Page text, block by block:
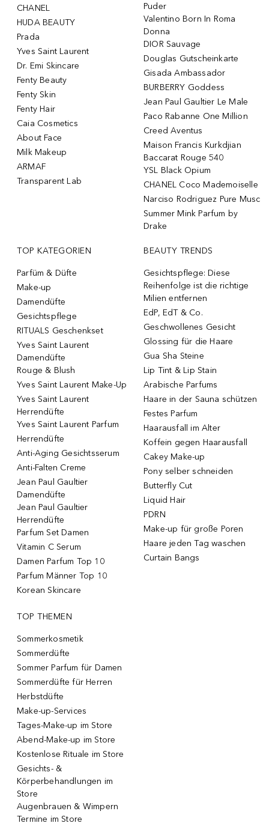
CHANEL
HUDA BEAUTY
Prada
Yves Saint Laurent
Dr. Emi Skincare
Fenty Beauty
Fenty Skin
Fenty Hair
Caia Cosmetics
About Face
Milk Makeup
ARMAF
Transparent Lab
Puder
Valentino Born In Roma
Donna
DIOR Sauvage
Douglas Gutscheinkarte
Gisada Ambassador
BURBERRY Goddess
Jean Paul Gaultier Le Male
Paco Rabanne One Million
Creed Aventus
Maison Francis Kurkdjian
Baccarat Rouge 540
YSL Black Opium
CHANEL Coco Mademoiselle
Narciso Rodriguez Pure Musc
Summer Mink Parfum by
Drake
TOP KATEGORIEN
Parfüm & Düfte
Make-up
Damendüfte
Gesichtspflege
RITUALS Geschenkset
Yves Saint Laurent
Damendüfte
Rouge & Blush
Yves Saint Laurent Make-Up
Yves Saint Laurent
Herrendüfte
Yves Saint Laurent Parfum
Herrendüfte
Anti-Aging Gesichtsserum
Anti-Falten Creme
Jean Paul Gaultier
Damendüfte
Jean Paul Gaultier
Herrendüfte
Parfum Set Damen
Vitamin C Serum
Damen Parfum Top 10
Parfum Männer Top 10
Korean Skincare
BEAUTY TRENDS
Gesichtspflege: Diese
Reihenfolge ist die richtige
Milien entfernen
EdP, EdT & Co.
Geschwollenes Gesicht
Glossing für die Haare
Gua Sha Steine
Lip Tint & Lip Stain
Arabische Parfums
Haare in der Sauna schützen
Festes Parfum
Haarausfall im Alter
Koffein gegen Haarausfall
Cakey Make-up
Pony selber schneiden
Butterfly Cut
Liquid Hair
PDRN
Make-up für große Poren
Haare jeden Tag waschen
Curtain Bangs
TOP THEMEN
Sommerkosmetik
Sommerdüfte
Sommer Parfum für Damen
Sommerdüfte für Herren
Herbstdüfte
Make-up-Services
Tages-Make-up im Store
Abend-Make-up im Store
Kostenlose Rituale im Store
Gesichts- &
Körperbehandlungen im
Store
Augenbrauen & Wimpern
Termine im Store